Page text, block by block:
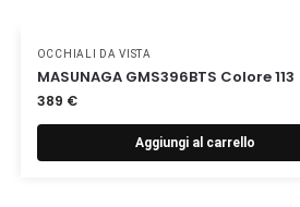
OCCHIALI DA VISTA
MASUNAGA GMS396BTS Colore 113
389 €
Aggiungi al carrello